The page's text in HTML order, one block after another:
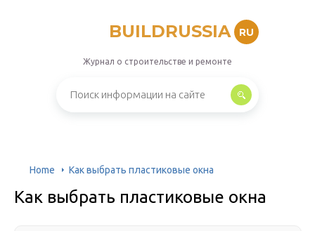
BUILDRUSSIA RU
Журнал о строительстве и ремонте
Home Как выбрать пластиковые окна
Как выбрать пластиковые окна